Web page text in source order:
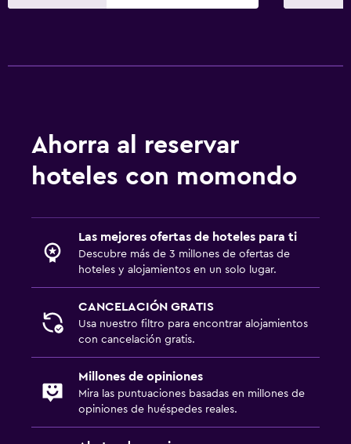
Ahorra al reservar
hoteles con momondo
Las mejores ofertas de hoteles para ti
Descubre más de 3 millones de ofertas de
hoteles y alojamientos en un solo lugar.
CANCELACIÓN GRATIS
Usa nuestro filtro para encontrar alojamientos
con cancelación gratis.
Millones de opiniones
Mira las puntuaciones basadas en millones de
opiniones de huéspedes reales.